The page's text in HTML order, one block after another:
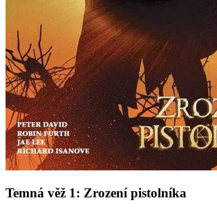
Temná věž 1: Zrození pistolníka